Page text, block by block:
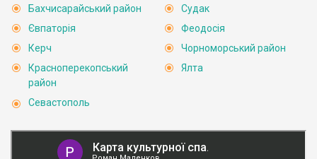
Бахчисарайський район
Євпаторія
Керч
Красноперекопський
район
Севастополь
Судак
Феодосія
Чорноморський район
Ялта